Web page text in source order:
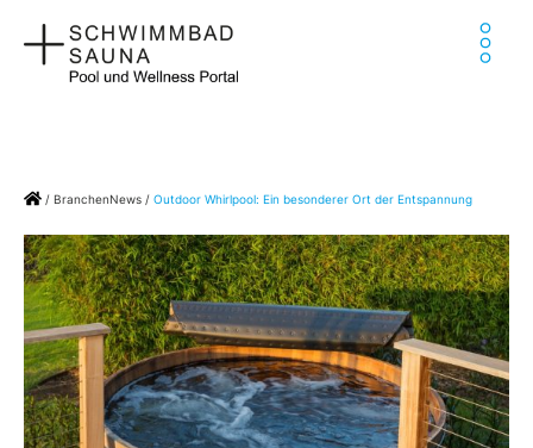
Inhalt
springen
Home
/ BranchenNews / Outdoor Whirlpool: Ein besonderer Ort der Entspannung